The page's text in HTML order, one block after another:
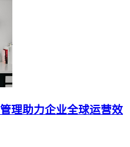
理助力企业全球运营效